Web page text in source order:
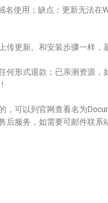
名使用；缺点：更新无法在
更新。和安装步骤一样，
何形式退款；已亲测资源，
，可以到官网查看名为
服务，如需要可邮件联系